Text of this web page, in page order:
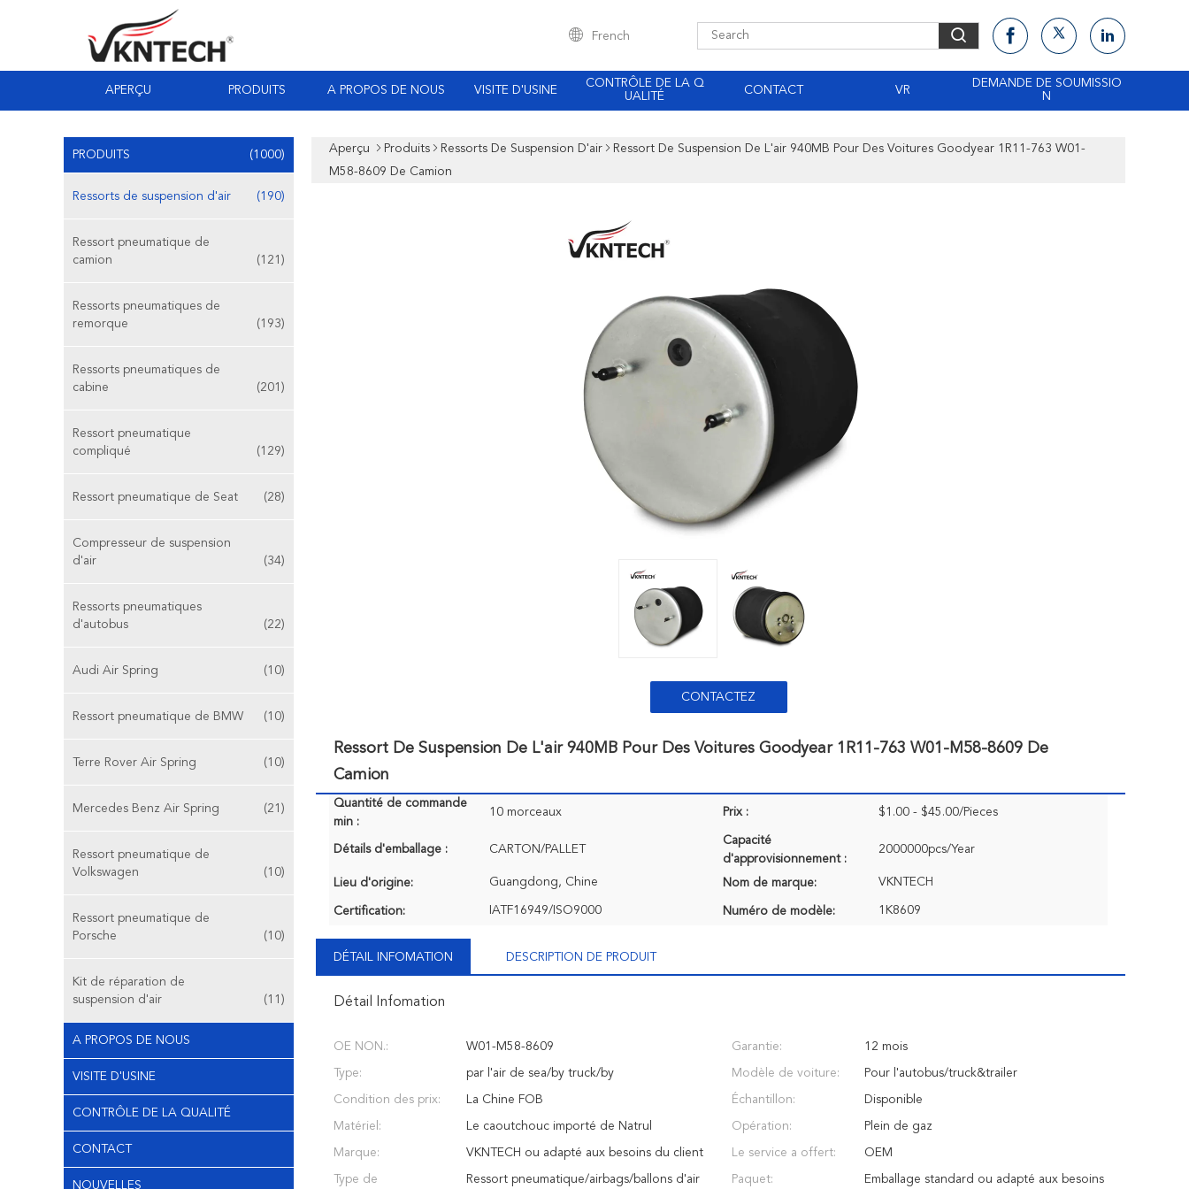
French
APERÇU PRODUITS A PROPOS DE NOUS VISITE D'USINE
CONTRÔLE DE LA Q
UALITÉ
CONTACT VR
DEMANDE DE SOUMISSIO
N
PRODUITS (1000)
Ressorts de suspension d'air (190)
Ressort pneumatique de
camion
(121)
Ressorts pneumatiques de
remorque
(193)
Ressorts pneumatiques de
cabine
(201)
Ressort pneumatique
compliqué
(129)
Ressort pneumatique de Seat (28)
Compresseur de suspension
d'air
(34)
Ressorts pneumatiques
d'autobus
(22)
Audi Air Spring (10)
Ressort pneumatique de BMW (10)
Terre Rover Air Spring (10)
Mercedes Benz Air Spring (21)
Ressort pneumatique de
Volkswagen
(10)
Ressort pneumatique de
Porsche
(10)
Kit de réparation de
suspension d'air
(11)
A PROPOS DE NOUS
VISITE D'USINE
CONTRÔLE DE LA QUALITÉ
CONTACT
NOUVELLES
Aperçu Produits Ressorts De Suspension D'air
Ressort De Suspension De L'air 940MB Pour Des Voitures Goodyear 1R11-763 W01-
M58-8609 De Camion
CONTACTEZ
Ressort De Suspension De L'air 940MB Pour Des Voitures Goodyear 1R11-763 W01-M58-8609 De
Camion
Quantité de commande
min :
10 morceaux Prix : $1.00 - $45.00/Pieces
Détails d'emballage : CARTON/PALLET
Capacité
d'approvisionnement :
2000000pcs/Year
Lieu d'origine: Guangdong, Chine Nom de marque: VKNTECH
Certification: IATF16949/ISO9000 Numéro de modèle: 1K8609
DÉTAIL INFOMATION DESCRIPTION DE PRODUIT
Détail Infomation
OE NON.: W01-M58-8609 Garantie: 12 mois
Type: par l'air de sea/by truck/by Modèle de voiture: Pour l'autobus/truck&trailer
Condition des prix: La Chine FOB Échantillon: Disponible
Matériel: Le caoutchouc importé de Natrul Opération: Plein de gaz
Marque: VKNTECH ou adapté aux besoins du client Le service a offert: OEM
Type de Ressort pneumatique/airbags/ballons d'air Paquet: Emballage standard ou adapté aux besoins